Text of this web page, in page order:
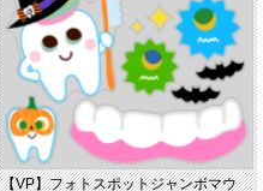
【VP】フォトスポットジャンボマウ